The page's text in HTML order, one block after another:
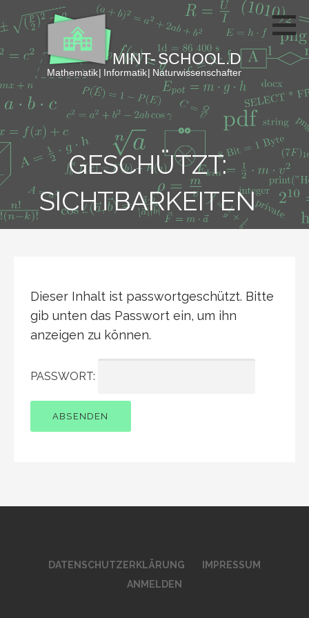
Inhalt
GESCHÜTZT:
SICHTBARKEITEN
Dieser Inhalt ist passwortgeschützt. Bitte
gib unten das Passwort ein, um ihn
anzeigen zu können.
PASSWORT:
DATENSCHUTZERKLÄRUNG
IMPRESSUM
ANMELDEN